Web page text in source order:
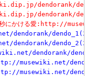
dendorank/
dendorank/
・1秒にかける愛:http://
dendorank/
dendorank/
dendorank/
:http://musewiki.net/
:http://musewiki.net/